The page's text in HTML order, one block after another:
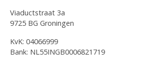
Viaductstraat 3a
9725 BG Groningen
KvK: 04066999
Bank: NL55INGB0006821719